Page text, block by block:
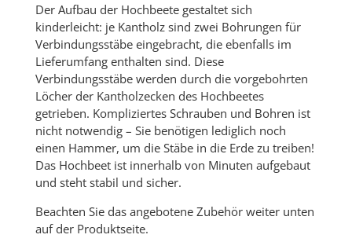
Der Aufbau der Hochbeete gestaltet sich
kinderleicht: je Kantholz sind zwei Bohrungen für
Verbindungsstäbe eingebracht, die ebenfalls im
Lieferumfang enthalten sind. Diese
Verbindungsstäbe werden durch die vorgebohrten
Löcher der Kantholzecken des Hochbeetes
getrieben. Kompliziertes Schrauben und Bohren ist
nicht notwendig – Sie benötigen lediglich noch
einen Hammer, um die Stäbe in die Erde zu treiben!
Das Hochbeet ist innerhalb von Minuten aufgebaut
und steht stabil und sicher.
Beachten Sie das angebotene Zubehör weiter unten
auf der Produktseite.